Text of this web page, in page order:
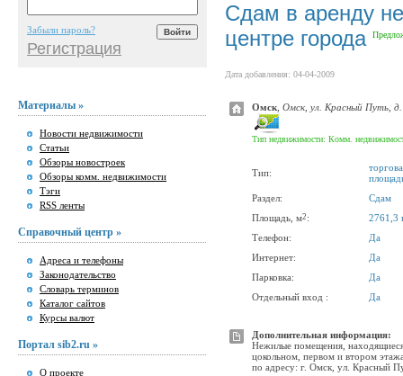
Забыли пароль?
Регистрация
Материалы »
Новости недвижимости
Статьи
Обзоры новостроек
Обзоры комм. недвижимости
Тэги
RSS ленты
Справочный центр »
Адреса и телефоны
Законодательство
Словарь терминов
Каталог сайтов
Курсы валют
Портал sib2.ru »
О проекте
Сдам в аренду
центре города
Дата добавления: 04-04-2009
Омск Омск, ул. Красный Путь,
Тип недвижимости: Комм.
Тип:
Раздел:
Сдам
Площадь, м2 :
2761,3
Телефон:
Да
Интернет:
Да
Парковка:
Да
Отдельный вход :
Да
Дополнительная информация:
Нежилые помещения,
цокольном, первом и втором
по адресу: г. Омск, ул. Красный